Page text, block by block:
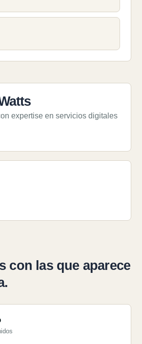
expertise en servicios digitales
con las que aparece